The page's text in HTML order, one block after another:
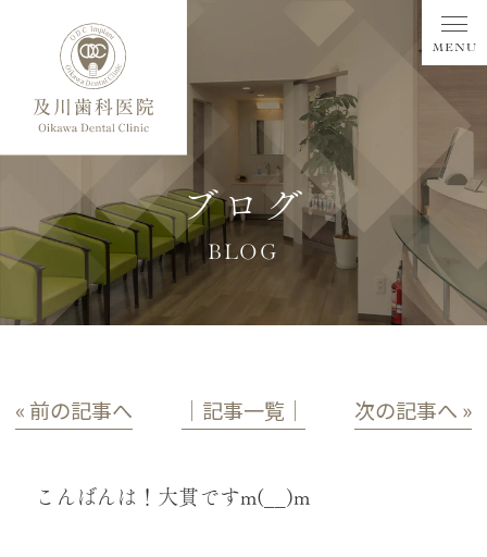
ブログ
BLOG
« 前の記事へ │記事一覧│ 次の記事へ »
こんばんは！大貫ですm(__)m